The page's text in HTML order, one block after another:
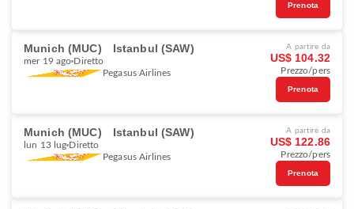
Prenota
Munich (MUC) Istanbul (SAW)
mer 19 ago Diretto
Pegasus Airlines
A partire da
US$ 104.32
Prezzo/pers
Prenota
Munich (MUC) Istanbul (SAW)
lun 13 lug Diretto
Pegasus Airlines
A partire da
US$ 122.86
Prezzo/pers
Prenota